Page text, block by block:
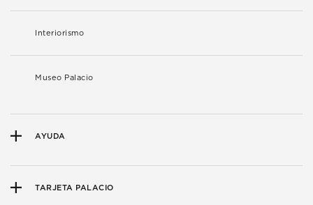
Interiorismo
Museo Palacio
AYUDA
TARJETA PALACIO